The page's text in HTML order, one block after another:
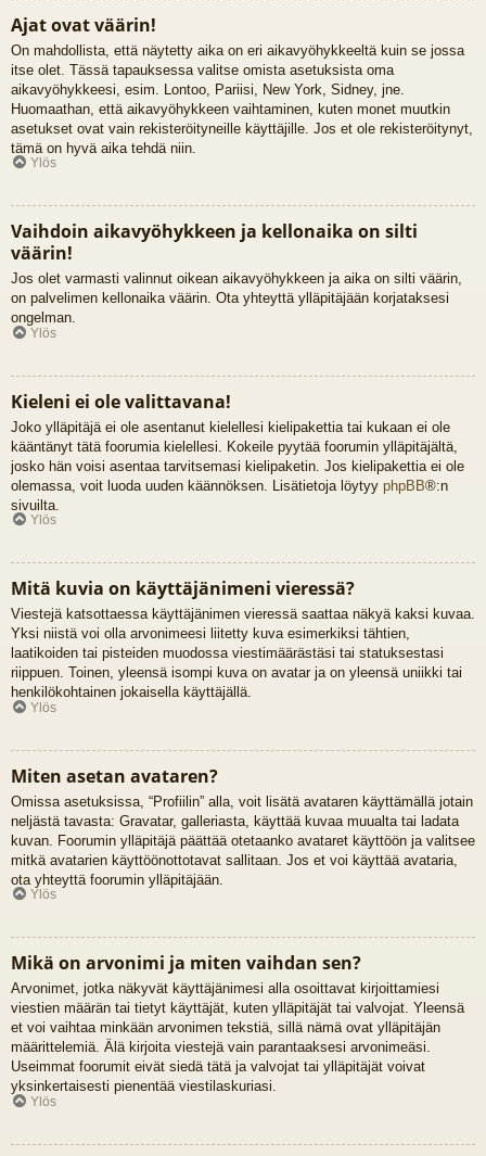
Ajat ovat väärin!
On mahdollista, että näytetty aika on eri aikavyöhykkeeltä kuin se jossa
itse olet. Tässä tapauksessa valitse omista asetuksista oma
aikavyöhykkeesi, esim. Lontoo, Pariisi, New York, Sidney, jne.
Huomaathan, että aikavyöhykkeen vaihtaminen, kuten monet muutkin
asetukset ovat vain rekisteröityneille käyttäjille. Jos et ole rekisteröitynyt,
tämä on hyvä aika tehdä niin.
Ylös
Vaihdoin aikavyöhykkeen ja kellonaika on silti
väärin!
Jos olet varmasti valinnut oikean aikavyöhykkeen ja aika on silti väärin,
on palvelimen kellonaika väärin. Ota yhteyttä ylläpitäjään korjataksesi
ongelman.
Ylös
Kieleni ei ole valittavana!
Joko ylläpitäjä ei ole asentanut kielellesi kielipakettia tai kukaan ei ole
kääntänyt tätä foorumia kielellesi. Kokeile pyytää foorumin ylläpitäjältä,
josko hän voisi asentaa tarvitsemasi kielipaketin. Jos kielipakettia ei ole
olemassa, voit luoda uuden käännöksen. Lisätietoja löytyy phpBB®:n
sivuilta.
Ylös
Mitä kuvia on käyttäjänimeni vieressä?
Viestejä katsottaessa käyttäjänimen vieressä saattaa näkyä kaksi kuvaa.
Yksi niistä voi olla arvonimeesi liitetty kuva esimerkiksi tähtien,
laatikoiden tai pisteiden muodossa viestimäärästäsi tai statuksestasi
riippuen. Toinen, yleensä isompi kuva on avatar ja on yleensä uniikki tai
henkilökohtainen jokaisella käyttäjällä.
Ylös
Miten asetan avataren?
Omissa asetuksissa, “Profiilin” alla, voit lisätä avataren käyttämällä jotain
neljästä tavasta: Gravatar, galleriasta, käyttää kuvaa muualta tai ladata
kuvan. Foorumin ylläpitäjä päättää otetaanko avataret käyttöön ja valitsee
mitkä avatarien käyttöönottotavat sallitaan. Jos et voi käyttää avataria,
ota yhteyttä foorumin ylläpitäjään.
Ylös
Mikä on arvonimi ja miten vaihdan sen?
Arvonimet, jotka näkyvät käyttäjänimesi alla osoittavat kirjoittamiesi
viestien määrän tai tietyt käyttäjät, kuten ylläpitäjät tai valvojat. Yleensä
et voi vaihtaa minkään arvonimen tekstiä, sillä nämä ovat ylläpitäjän
määrittelemiä. Älä kirjoita viestejä vain parantaaksesi arvonimeäsi.
Useimmat foorumit eivät siedä tätä ja valvojat tai ylläpitäjät voivat
yksinkertaisesti pienentää viestilaskuriasi.
Ylös